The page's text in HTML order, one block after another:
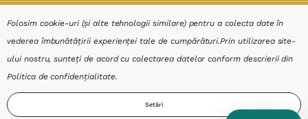
SHOP
RESURSE
AJUTOR
Folosim cookie-uri (și alte tehnologii similare) pentru a colecta date în
vederea îmbunătățirii experienței tale de cumpărături.Prin utilizarea site-
ului nostru, sunteți de acord cu colectarea datelor conform descrierii din
Politica de confidențialitate.
Setări